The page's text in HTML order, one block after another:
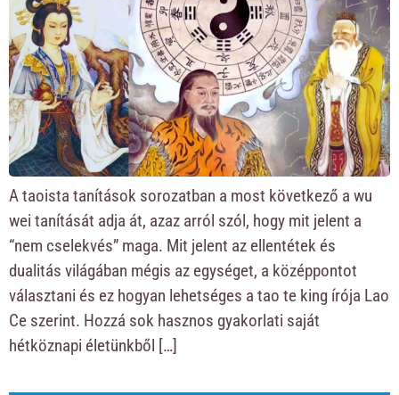
A taoista tanítások sorozatban a most következő a wu
wei tanítását adja át, azaz arról szól, hogy mit jelent a
“nem cselekvés” maga. Mit jelent az ellentétek és
dualitás világában mégis az egységet, a középpontot
választani és ez hogyan lehetséges a tao te king írója Lao
Ce szerint. Hozzá sok hasznos gyakorlati saját
hétköznapi életünkből […]